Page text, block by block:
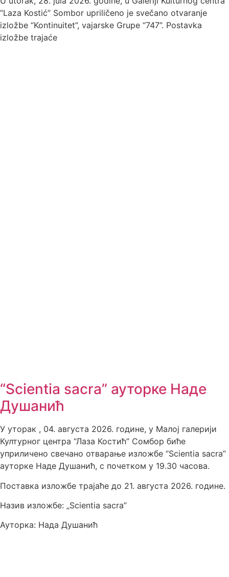
“Laza Kostić” Sombor upriličeno je svečano otvaranje
izložbe “Kontinuitet”, vajarske Grupe “747”. Postavka
izložbe trajaće
“Scientia sacra” ауторке Наде
Душанић
У уторак , 04. августа 2026. године, у Малој галерији
Културног центра “Лаза Костић” Сомбор биће
уприличено свечано отварање изложбе “Scientia sacra”
ауторке Наде Душанић, с почетком у 19.30 часова.
Поставка изложбе трајаће до 21. августа 2026. године.
Назив изложбе: „Scientia sacra”
Ауторка: Нада Душанић